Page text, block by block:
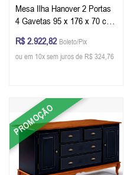
Mesa Ilha Hanover 2 Portas
4 Gavetas 95 x 176 x 70 cm
Glazer
R$ 2.922,82 Boleto/Pix
ou em 10x sem juros de R$ 324,76
PROMOÇÃO